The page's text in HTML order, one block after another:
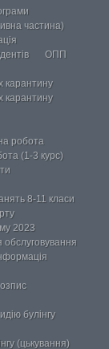
частина)
ОПП
карантину
карантину
робота
(1-3 курс)
8-11 класи
2023
обслуговування
булінгу
(цькування)